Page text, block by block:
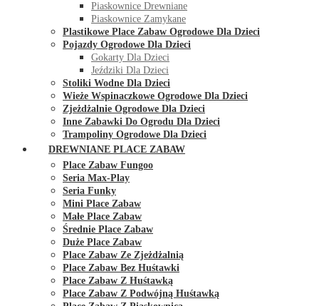
Piaskownice Drewniane
Piaskownice Zamykane
Plastikowe Place Zabaw Ogrodowe Dla Dzieci
Pojazdy Ogrodowe Dla Dzieci
Gokarty Dla Dzieci
Jeździki Dla Dzieci
Stoliki Wodne Dla Dzieci
Wieże Wspinaczkowe Ogrodowe Dla Dzieci
Zjeżdżalnie Ogrodowe Dla Dzieci
Inne Zabawki Do Ogrodu Dla Dzieci
Trampoliny Ogrodowe Dla Dzieci
DREWNIANE PLACE ZABAW
Place Zabaw Fungoo
Seria Max-Play
Seria Funky
Mini Place Zabaw
Małe Place Zabaw
Średnie Place Zabaw
Duże Place Zabaw
Place Zabaw Ze Zjeżdżalnią
Place Zabaw Bez Huśtawki
Place Zabaw Z Huśtawką
Place Zabaw Z Podwójną Huśtawką